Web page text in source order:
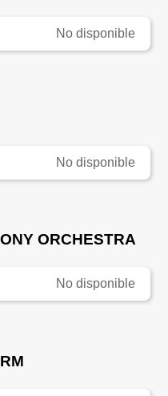
No disponible
No disponible
ORCHESTRA
No disponible